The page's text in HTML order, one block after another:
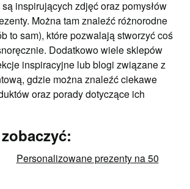
są inspirujących zdjęć oraz pomysłów
Można tam znaleźć różnorodne
to sam), które pozwalają stworzyć coś
Dodatkowo wiele sklepów
inspiracyjne lub blogi związane z
gdzie można znaleźć ciekawe
oraz porady dotyczące ich
Personalizowane prezenty na 50